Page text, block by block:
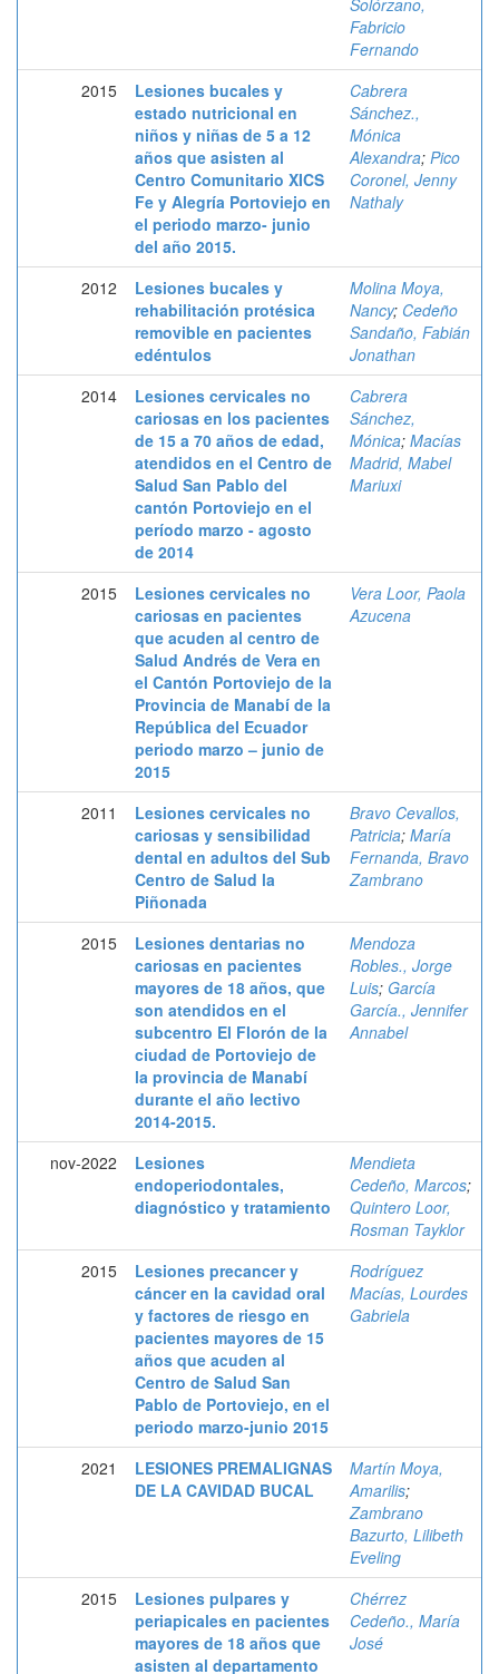
Solórzano,
Fabricio
Fernando
2015
Lesiones bucales y
estado nutricional en
niños y niñas de 5 a 12
años que asisten al
Centro Comunitario XICS
Fe y Alegría Portoviejo en
el periodo marzo- junio
del año 2015.
Cabrera
Sánchez.,
Mónica
Alexandra; Pico
Coronel, Jenny
Nathaly
2012
Lesiones bucales y
rehabilitación protésica
removible en pacientes
edéntulos
Molina Moya,
Nancy; Cedeño
Sandaño, Fabián
Jonathan
2014
Lesiones cervicales no
cariosas en los pacientes
de 15 a 70 años de edad,
atendidos en el Centro de
Salud San Pablo del
cantón Portoviejo en el
período marzo - agosto
de 2014
Cabrera
Sánchez,
Mónica; Macías
Madrid, Mabel
Mariuxi
2015
Lesiones cervicales no
cariosas en pacientes
que acuden al centro de
Salud Andrés de Vera en
el Cantón Portoviejo de la
Provincia de Manabí de la
República del Ecuador
periodo marzo – junio de
2015
Vera Loor, Paola
Azucena
2011
Lesiones cervicales no
cariosas y sensibilidad
dental en adultos del Sub
Centro de Salud la
Piñonada
Bravo Cevallos,
Patricia; María
Fernanda, Bravo
Zambrano
2015
Lesiones dentarias no
cariosas en pacientes
mayores de 18 años, que
son atendidos en el
subcentro El Florón de la
ciudad de Portoviejo de
la provincia de Manabí
durante el año lectivo
2014-2015.
Mendoza
Robles., Jorge
Luis; García
García., Jennifer
Annabel
nov-2022
Lesiones
endoperiodontales,
diagnóstico y tratamiento
Mendieta
Cedeño, Marcos;
Quintero Loor,
Rosman Tayklor
2015
Lesiones precancer y
cáncer en la cavidad oral
y factores de riesgo en
pacientes mayores de 15
años que acuden al
Centro de Salud San
Pablo de Portoviejo, en el
periodo marzo-junio 2015
Rodríguez
Macías, Lourdes
Gabriela
2021
LESIONES PREMALIGNAS
DE LA CAVIDAD BUCAL
Martín Moya,
Amarilis;
Zambrano
Bazurto, Lilibeth
Eveling
2015
Lesiones pulpares y
periapicales en pacientes
mayores de 18 años que
asisten al departamento
Chérrez
Cedeño., María
José